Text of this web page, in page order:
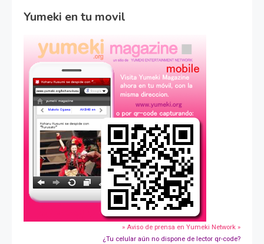
Yumeki en tu movil
» Aviso de prensa en Yumeki Network »
¿Tu celular aún no dispone de lector qr-code?